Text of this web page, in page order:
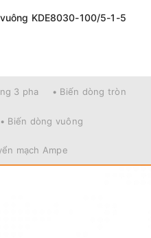
KDE8030-100/5-1-5
3 pha • Biến dòng tròn
• Biến dòng vuông
mạch Ampe